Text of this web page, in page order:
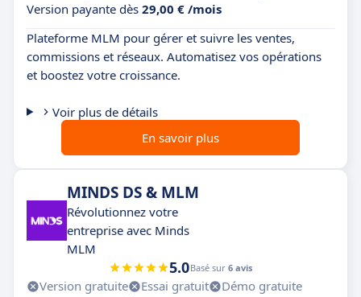
Version payante dès 29,00 € /mois
Plateforme MLM pour gérer et suivre les ventes,
commissions et réseaux. Automatisez vos opérations
et boostez votre croissance.
Voir plus de détails
En savoir plus
MINDS DS & MLM
Révolutionnez votre
entreprise avec Minds
MLM
5.0Basé sur 6 avis
Version gratuite Essai gratuit
Démo gratuite